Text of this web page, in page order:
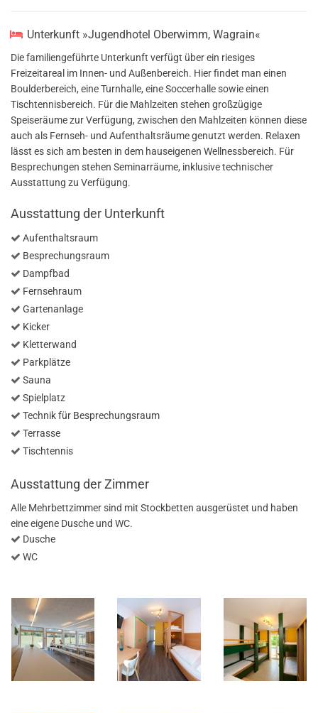
Unterkunft »Jugendhotel Oberwimm, Wagrain«
Die familiengeführte Unterkunft verfügt über ein riesiges
Freizeitareal im Innen- und Außenbereich. Hier findet man einen
Boulderbereich, eine Turnhalle, eine Soccerhalle sowie einen
Tischtennisbereich. Für die Mahlzeiten stehen großzügige
Speiseräume zur Verfügung, zwischen den Mahlzeiten können diese
auch als Fernseh- und Aufenthaltsräume genutzt werden. Relaxen
lässt es sich am besten in dem hauseigenen Wellnessbereich. Für
Besprechungen stehen Seminarräume, inklusive technischer
Ausstattung zu Verfügung.
Ausstattung der Unterkunft
Aufenthaltsraum
Besprechungsraum
Dampfbad
Fernsehraum
Gartenanlage
Kicker
Kletterwand
Parkplätze
Sauna
Spielplatz
Technik für Besprechungsraum
Terrasse
Tischtennis
Ausstattung der Zimmer
Alle Mehrbettzimmer sind mit Stockbetten ausgerüstet und haben
eine eigene Dusche und WC.
Dusche
WC